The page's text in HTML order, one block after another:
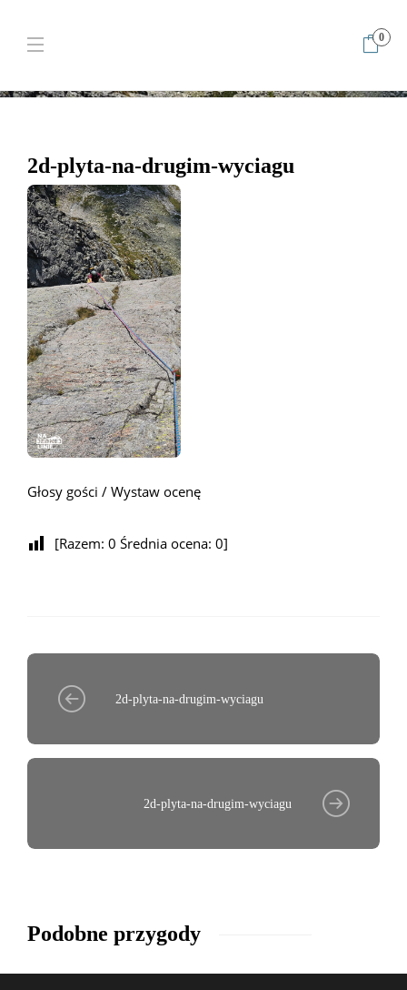
0
2d-plyta-na-drugim-wyciagu
Głosy gości / Wystaw ocenę
[Razem: 0 Średnia ocena: 0]
2d-plyta-na-drugim-wyciagu
2d-plyta-na-drugim-wyciagu
Podobne przygody